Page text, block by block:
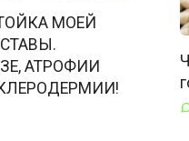
МОЕЙ
АТРОФИИ